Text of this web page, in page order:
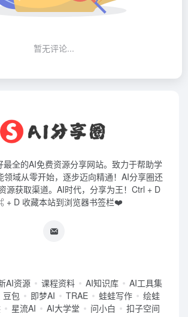
暂无评论...
最全的AI免费资源分享网站。致力于帮助学
领域从零开始，逐步迈向精通！AI分享圈还
源获取渠道。AI时代，分享为王！Ctrl + D
+ D 收藏本站到浏览器书签栏❤️
AI资源 课程资料 AI知识库
AI工具集
豆包 即梦AI TRAE 蛙蛙写作
绘蛙
星流AI AI大学堂 问小白
扣子空间